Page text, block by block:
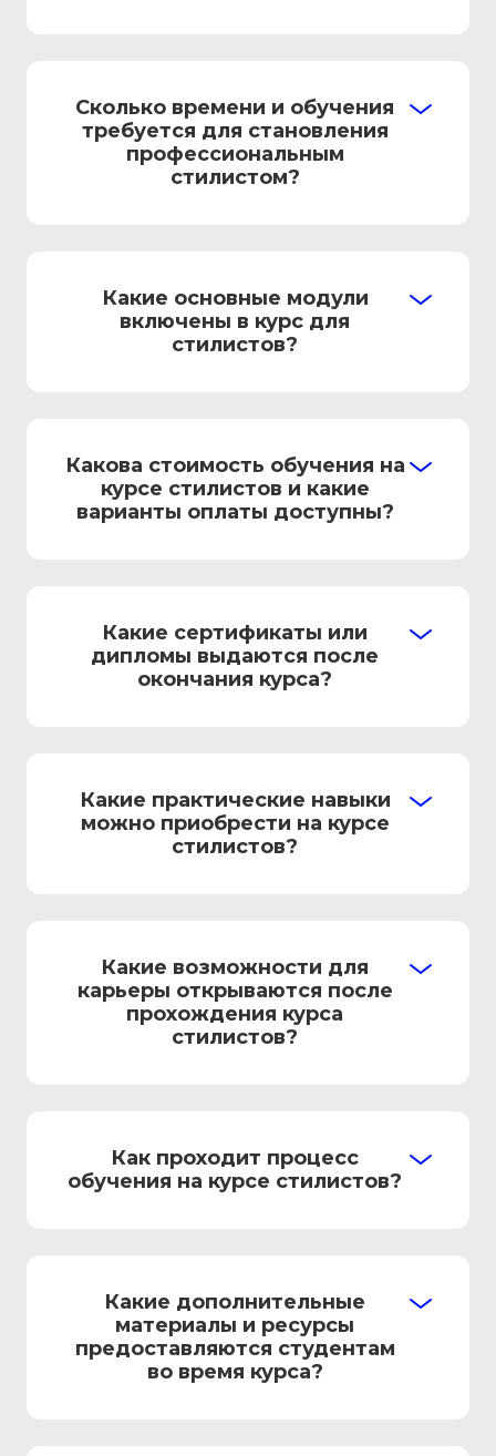
Сколько времени и обучения
требуется для становления
профессиональным
стилистом?
Какие основные модули
включены в курс для
стилистов?
Какова стоимость обучения на
курсе стилистов и какие
варианты оплаты доступны?
Какие сертификаты или
дипломы выдаются после
окончания курса?
Какие практические навыки
можно приобрести на курсе
стилистов?
Какие возможности для
карьеры открываются после
прохождения курса
стилистов?
Как проходит процесс
обучения на курсе стилистов?
Какие дополнительные
материалы и ресурсы
предоставляются студентам
во время курса?